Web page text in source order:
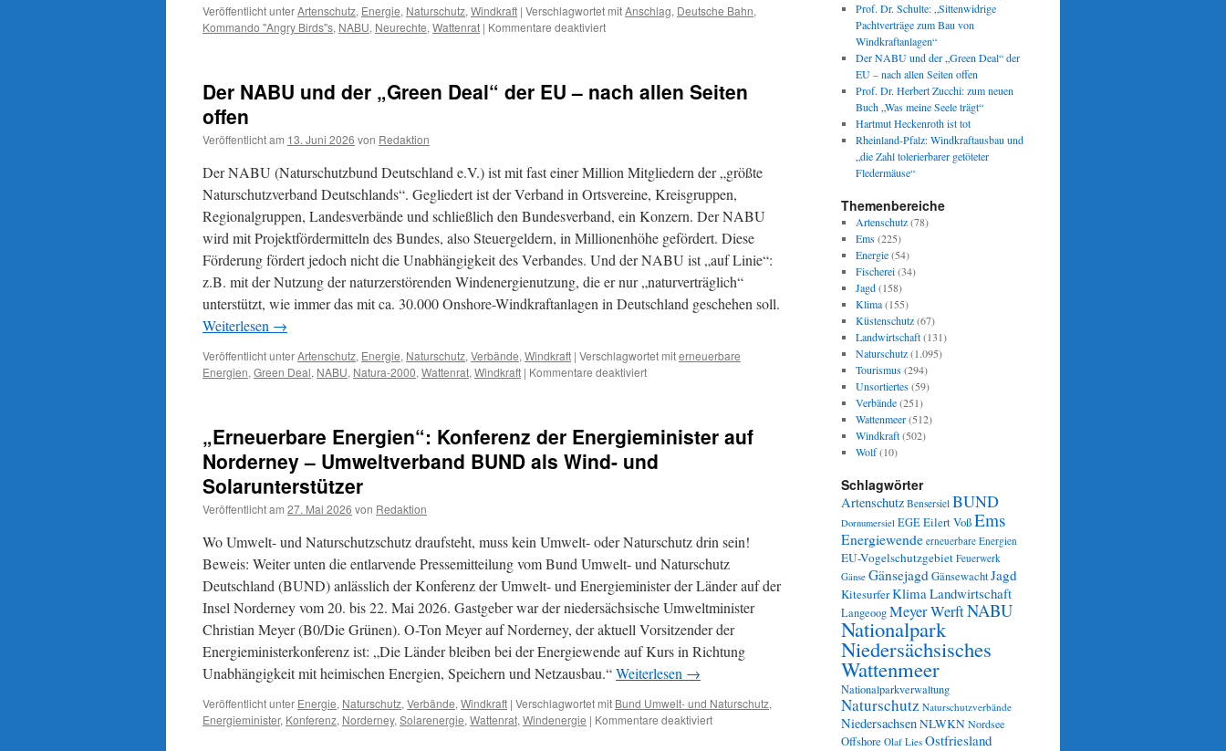
Veröffentlicht unterArtenschutz, Energie, Naturschutz, Windkraft | Verschlagwortet mitAnschlag, Deutsche Bahn,
Kommando "Angry Birds"s, NABU, Neurechte, Wattenrat | Kommentare deaktiviertfür
verübt
Bahn
Der NABU und der „Green Deal“ der EU – nach allen Seiten
offen
Veröffentlicht am 13. Juni 2026 von Redaktion
Der NABU (Naturschutzbund Deutschland e.V.) ist mit fast einer Million Mitgliedern der „größte
Naturschutzverband Deutschlands“. Gegliedert ist der Verband in Ortsvereine, Kreisgruppen,
Regionalgruppen, Landesverbände und schließlich den Bundesverband, ein Konzern. Der NABU
wird mit Projektfördermitteln des Bundes, also Steuergeldern, in Millionenhöhe gefördert. Diese
Förderung fördert jedoch nicht die Unabhängigkeit des Verbandes. Und der NABU ist „auf Linie“:
z.B. mit der Nutzung der naturzerstörenden Windenergienutzung, die er nur „naturverträglich“
unterstützt, wie immer das mit ca. 30.000 Onshore-Windkraftanlagen in Deutschland geschehen soll.
Weiterlesen →
Veröffentlicht unterArtenschutz, Energie, Naturschutz, Verbände, Windkraft | Verschlagwortet miterneuerbare
Energien, Green Deal, NABU, Natura-2000, Wattenrat, Windkraft | Kommentare deaktiviertfür
der
„Green
Deal“
nach
allen
Seiten
offen
„Erneuerbare Energien“: Konferenz der Energieminister auf
Norderney – Umweltverband BUND als Wind- und
Solarunterstützer
Veröffentlicht am 27. Mai 2026 von Redaktion
Wo Umwelt- und Naturschutzschutz draufsteht, muss kein Umwelt- oder Naturschutz drin sein!
Beweis: Weiter unten die entlarvende Pressemitteilung vom Bund Umwelt- und Naturschutz
Deutschland (BUND) anlässlich der Konferenz der Umwelt- und Energieminister der Länder auf der
Insel Norderney vom 20. bis 22. Mai 2026. Gastgeber war der niedersächsische Umweltminister
Christian Meyer (B0/Die Grünen). O-Ton Meyer auf Norderney, der aktuell Vorsitzender der
Energieministerkonferenz ist: „Die Länder bleiben bei der Energiewende auf Kurs in Richtung
Unabhängigkeit mit heimischen Energien, Speichern und Netzausbau.“Weiterlesen →
Veröffentlicht unter Energie, Naturschutz, Verbände, Windkraft | Verschlagwortet mit Bund Umwelt- und Naturschutz,
Energieminister, Konferenz, Norderney, Solarenergie, Wattenrat, Windenergie | Kommentare deaktiviertfür
Prof. Dr. Schulte: „Sittenwidrige
Pachtverträge zum Bau von
Windkraftanlagen“
Der NABU und der „Green Deal“ der
EU – nach allen Seiten offen
Prof. Dr. Herbert Zucchi: zum neuen
Buch „Was meine Seele trägt“
Hartmut Heckenroth ist tot
Rheinland-Pfalz: Windkraftausbau und
„die Zahl tolerierbarer getöteter
Fledermäuse“
Themenbereiche
Artenschutz(78)
Ems(225)
Energie(54)
Fischerei(34)
Jagd(158)
Klima(155)
Küstenschutz(67)
Landwirtschaft(131)
Naturschutz(1.095)
Tourismus(294)
Unsortiertes(59)
Verbände(251)
Wattenmeer(512)
Windkraft(502)
Wolf(10)
Schlagwörter
Artenschutz Bensersiel BUND
Dornumersiel EGEEilert VoßEms
Energiewende erneuerbare Energien
EU-Vogelschutzgebiet Feuerwerk
Gänse GänsejagdGänsewachtJagd
KitesurferKlimaLandwirtschaft
LangeoogMeyer WerftNABU
Nationalpark
Niedersächsisches
Wattenmeer
Nationalparkverwaltung
Naturschutz Naturschutzverbände
NiedersachsenNLWKNNordsee
Offshore Olaf Lies Ostfriesland